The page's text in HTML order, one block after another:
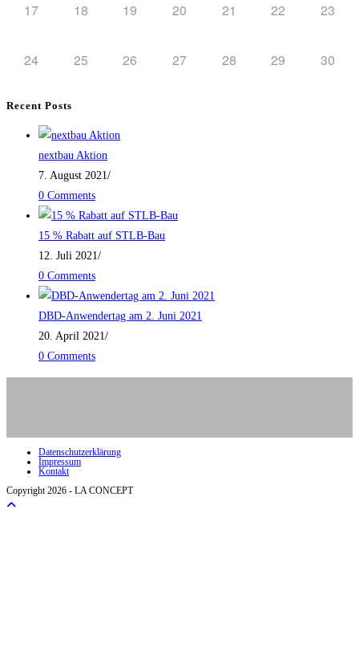
17 18 19 20 21 22 23
24 25 26 27 28 29 30
Recent Posts
nextbau Aktion
7. August 2021/
0 Comments
15 % Rabatt auf STLB-Bau
12. Juli 2021/
0 Comments
DBD-Anwendertag am 2. Juni 2021
20. April 2021/
0 Comments
Datenschutzerklärung
Impressum
Kontakt
Copyright 2026 - LA CONCEPT